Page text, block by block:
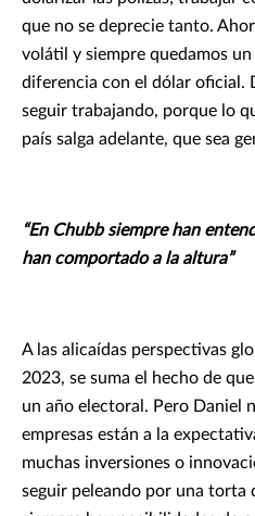
que no se deprecie tanto.
volátil y siempre quedamos
diferencia con el dólar oficial.
seguir trabajando, porque lo
país salga adelante, que sea
“En Chubb siempre han
han comportado a la altura”
A las alicaídas perspectivas
2023, se suma el hecho de
un año electoral. Pero Daniel
empresas están a la
muchas inversiones o
seguir peleando por una torta